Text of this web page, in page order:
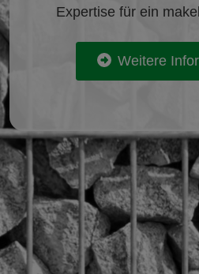
Expertise für ein
Weitere